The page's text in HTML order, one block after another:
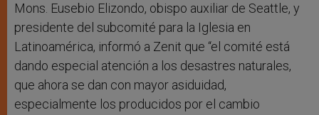
Mons. Eusebio Elizondo, obispo auxiliar de Seattle, y
presidente del subcomité para la Iglesia en
Latinoamérica, informó a Zenit que “el comité está
dando especial atención a los desastres naturales,
que ahora se dan con mayor asiduidad,
especialmente los producidos por el cambio